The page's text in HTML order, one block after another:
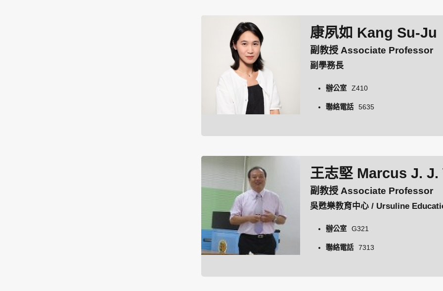
康夙如 Kang Su-Ju
副教授 Associate Professor
副學務長
辦公室 Z410
聯絡電話 5635
王志堅 Marcus J. J.
副教授 Associate Professor
吳甦樂教育中心 / Ursuline
辦公室 G321
聯絡電話 7313